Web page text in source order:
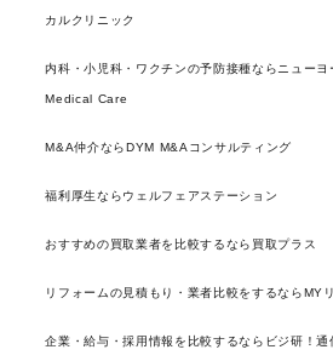
カルクリニック
内科・小児科・ワクチンの予防接種ならニュー
Medical Care
M&A仲介ならDYM M&Aコンサルティング
福利厚生ならウェルフェアステーション
おすすめの買取業者を比較するなら買取プラス
リフォームの見積もり・業者比較をするならMY
企業・給与・採用情報を比較するならビジ研！通